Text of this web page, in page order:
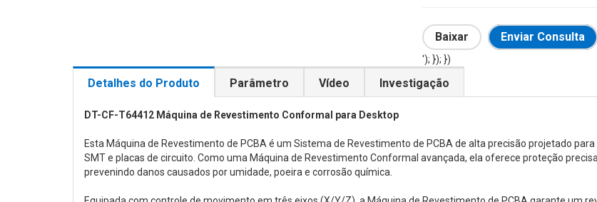
Baixar Enviar Consulta
'); }); })
Detalhes do Produto Parâmetro Vídeo Investigação
DT-CF-T64412 Máquina de Revestimento Conformal para Desktop
Esta Máquina de Revestimento de PCBA é um Sistema de Revestimento de PCBA de alta precisão projetado
SMT e placas de circuito. Como uma Máquina de Revestimento Conformal avançada, ela oferece proteção
prevenindo danos causados por umidade, poeira e corrosão química.